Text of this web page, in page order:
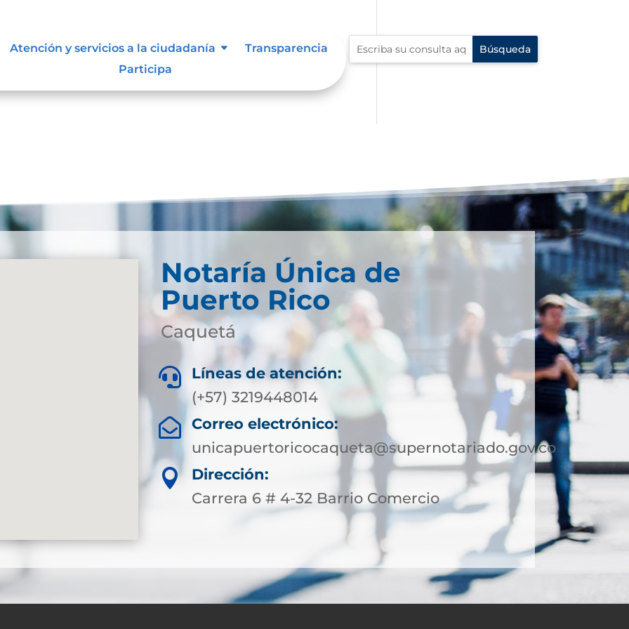
Atención y servicios a la ciudadanía
Transparencia
Participa
Notaría Única de
Puerto Rico
Caquetá

Líneas de atención:
(+57) 3219448014

Correo electrónico:
unicapuertoricocaqueta@supernotariado.gov.co

Dirección:
Carrera 6 # 4-32 Barrio Comercio